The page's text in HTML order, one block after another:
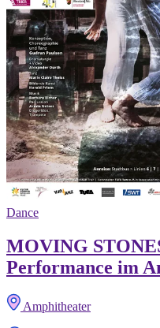
Dance
MOVING
Performance im
Amphitheater